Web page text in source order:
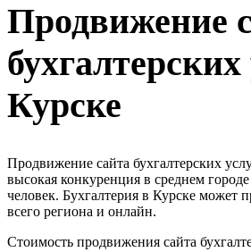
Продвижение
бухгалтерских
Курске
Продвижение сайта бухгалтерских
высокая конкуренция в среднем
человек. Бухгалтерия в Курске может
всего региона и онлайн.
Стоимость продвижения сайта